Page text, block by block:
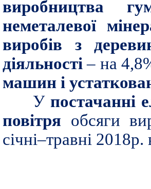
виробництва
неметалевої
виробів з
діяльності– на
машин і
Упостачанні
повітря обсяги
січні–травні